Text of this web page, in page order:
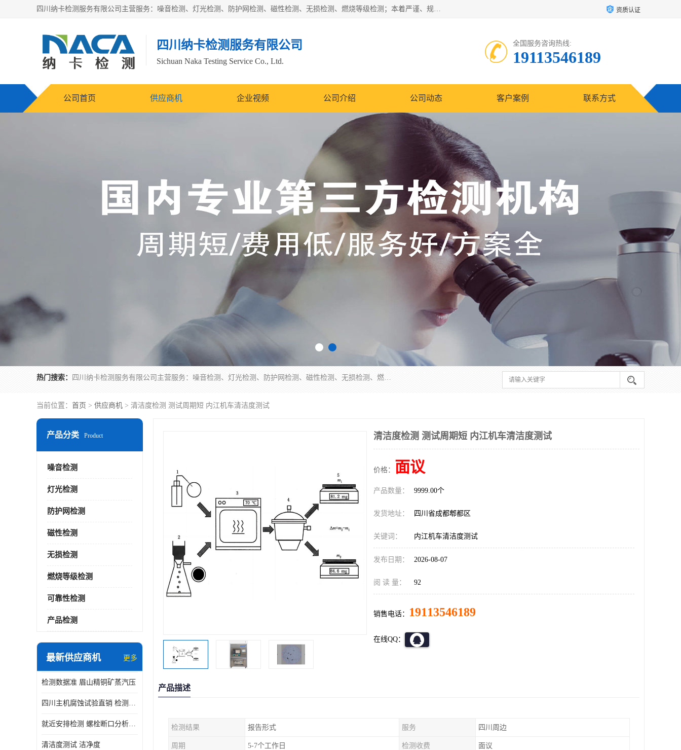
四川纳卡检测服务有限公司主营服务：噪音检测、灯光检测、防护网检测、磁性检测、无损检测、燃烧等级检测；本着严谨、规范的态度严格执行国家现行标准、规范及规程，奉行“科学公正、准确、持续改进、诚信服务”的企业价值和“科学、信誉、服务”的企业宗旨，竭诚为广大客户服务。 资质认证
四川纳卡检测服务有限公司
Sichuan Naka Testing Service Co., Ltd.
全国服务咨询热线:
19113546189
公司首页 供应商机 企业视频 公司介绍 公司动态 客户案例 联系方式
热门搜索： 四川纳卡检测服务有限公司主营服务：噪音检测、灯光检测、防护网检测、磁性检测、无损检测、燃烧等级检测；本着严谨、规范的态度严格执行国家现行标准、规范及规程，奉行“科学公正、准确、持续改进、诚信服务”的企业价值和“科学、信誉、服务”的企业宗旨，竭诚为广大客户服务。
当前位置： 首页 > 供应商机 > 清洁度检测 测试周期短 内江机车清洁度测试
产品分类 Product
噪音检测
灯光检测
防护网检测
磁性检测
无损检测
燃烧等级检测
可靠性检测
产品检测
最新供应商机 更多
检测数据准 眉山精铜矿蒸汽压
四川主机腐蚀试验直销 检测数据准
就近安排检测 螺栓断口分析公司 断裂失效分析
清洁度测试 洁净度
清洁度检测 测试周期短 内江机车清洁度测试
价格： 面议
产品数量： 9999.00个
发货地址： 四川省成都郫都区
关键词： 内江机车清洁度测试
发布日期： 2026-08-07
阅 读 量： 92
销售电话： 19113546189
在线QQ：
产品描述
检测结果 报告形式 服务 四川周边
周期 5-7个工作日 检测收费 面议